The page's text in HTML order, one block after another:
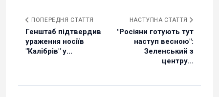
ПОПЕРЕДНЯ СТАТТЯ
Генштаб підтвердив
ураження носіїв
"Калібрів" у...
НАСТУПНА СТАТТЯ
"Росіяни готують тут
наступ весною":
Зеленський з
центру...